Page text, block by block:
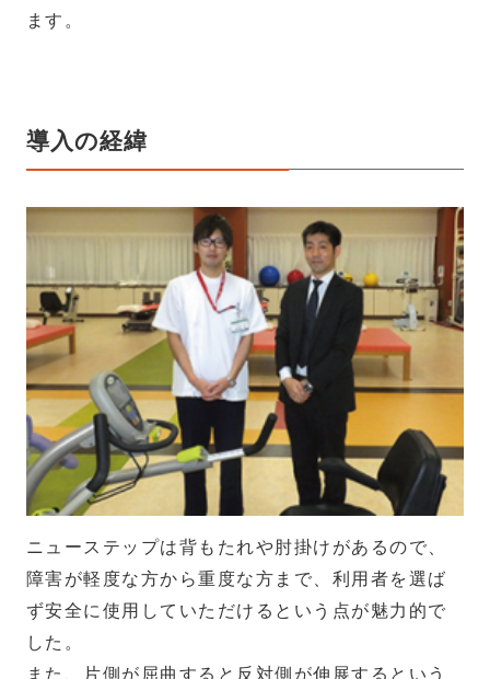
ます。
導入の経緯
ニューステップは背もたれや肘掛けがあるので、
障害が軽度な方から重度な方まで、利用者を選ば
ず安全に使用していただけるという点が魅力的で
した。
また、片側が屈曲すると反対側が伸展するという